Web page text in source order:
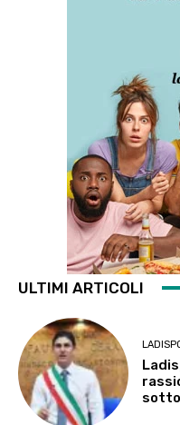
ULTIMI ARTICOLI